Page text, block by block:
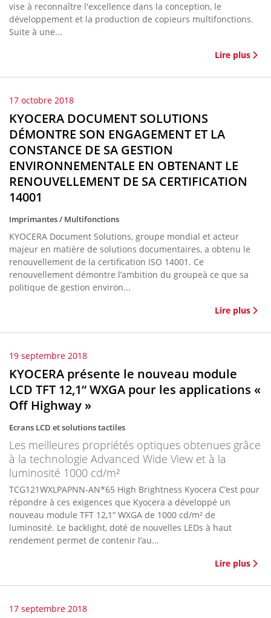
vise à reconnaître l'excellence dans la conception, le
développement et la production de copieurs multifonctions.
Suite à une...
Lire plus
17 octobre 2018
KYOCERA DOCUMENT SOLUTIONS
DÉMONTRE SON ENGAGEMENT ET LA
CONSTANCE DE SA GESTION
ENVIRONNEMENTALE EN OBTENANT LE
RENOUVELLEMENT DE SA CERTIFICATION
14001
Imprimantes / Multifonctions
KYOCERA Document Solutions, groupe mondial et acteur
majeur en matière de solutions documentaires, a obtenu le
renouvellement de la certification ISO 14001. Ce
renouvellement démontre l’ambition du groupeà ce que sa
politique de gestion environ...
Lire plus
19 septembre 2018
KYOCERA présente le nouveau module
LCD TFT 12,1“ WXGA pour les applications «
Off Highway »
Ecrans LCD et solutions tactiles
Les meilleures propriétés optiques obtenues grâce
à la technologie Advanced Wide View et à la
luminosité 1000 cd/m²
TCG121WXLPAPNN-AN*65 High Brightness Kyocera C’est pour
répondre à ces exigences que Kyocera a développé un
nouveau module TFT 12,1“ WXGA de 1000 cd/m² de
luminosité. Le backlight, doté de nouvelles LEDs à haut
rendement permet de contenir l’au...
Lire plus
17 septembre 2018